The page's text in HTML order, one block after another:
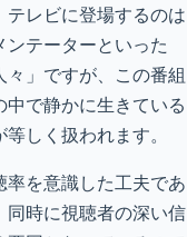
テレビに登場するのは
ンテーターといった
々」ですが、この番組
中で静かに生きている
しく扱われます。
率を意識した工夫であ
同時に視聴者の深い信